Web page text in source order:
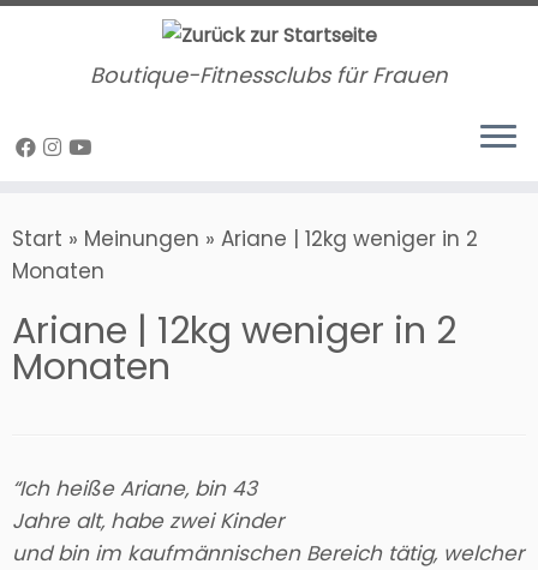
Zum
Boutique-Fitnessclubs für Frauen
Start » Meinungen » Ariane | 12kg weniger in 2
Monaten
Ariane | 12kg weniger in 2
Monaten
“Ich heiße Ariane, bin 43
Jahre alt, habe zwei Kinder
und bin im kaufmännischen Bereich tätig, welcher